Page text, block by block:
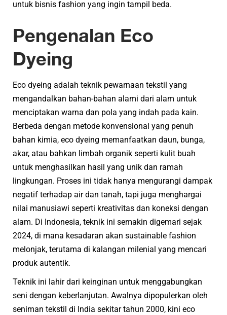
untuk bisnis fashion yang ingin tampil beda.
Pengenalan Eco
Dyeing
Eco dyeing adalah teknik pewarnaan tekstil yang
mengandalkan bahan-bahan alami dari alam untuk
menciptakan warna dan pola yang indah pada kain.
Berbeda dengan metode konvensional yang penuh
bahan kimia, eco dyeing memanfaatkan daun, bunga,
akar, atau bahkan limbah organik seperti kulit buah
untuk menghasilkan hasil yang unik dan ramah
lingkungan. Proses ini tidak hanya mengurangi dampak
negatif terhadap air dan tanah, tapi juga menghargai
nilai manusiawi seperti kreativitas dan koneksi dengan
alam. Di Indonesia, teknik ini semakin digemari sejak
2024, di mana kesadaran akan sustainable fashion
melonjak, terutama di kalangan milenial yang mencari
produk autentik.
Teknik ini lahir dari keinginan untuk menggabungkan
seni dengan keberlanjutan. Awalnya dipopulerkan oleh
seniman tekstil di India sekitar tahun 2000, kini eco